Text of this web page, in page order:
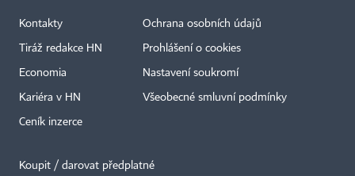
Kontakty
Tiráž redakce HN
Economia
Kariéra v HN
Ceník inzerce
Ochrana osobních údajů
Prohlášení o cookies
Nastavení soukromí
Všeobecné smluvní podmínky
Koupit / darovat předplatné